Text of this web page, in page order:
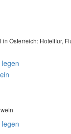
Österreich: Hotelflur,